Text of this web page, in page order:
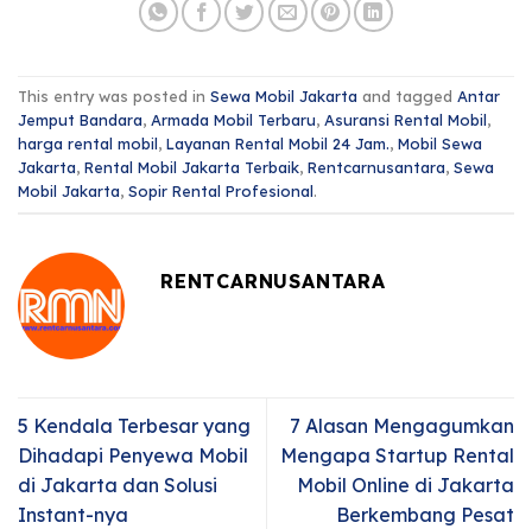
This entry was posted in Sewa Mobil Jakarta and tagged Antar
Jemput Bandara, Armada Mobil Terbaru, Asuransi Rental Mobil,
harga rental mobil, Layanan Rental Mobil 24 Jam., Mobil Sewa
Jakarta, Rental Mobil Jakarta Terbaik, Rentcarnusantara, Sewa
Mobil Jakarta, Sopir Rental Profesional.
RENTCARNUSANTARA
5 Kendala Terbesar yang
Dihadapi Penyewa Mobil
di Jakarta dan Solusi
Instant-nya
7 Alasan Mengagumkan
Mengapa Startup Rental
Mobil Online di Jakarta
Berkembang Pesat